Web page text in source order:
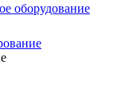
оборудование